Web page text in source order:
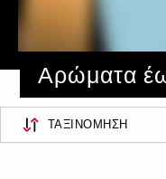
Αρώματα
ΤΑΞΙΝΌΜΗΣΗ